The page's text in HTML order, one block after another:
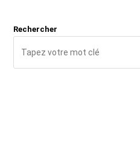
Rechercher